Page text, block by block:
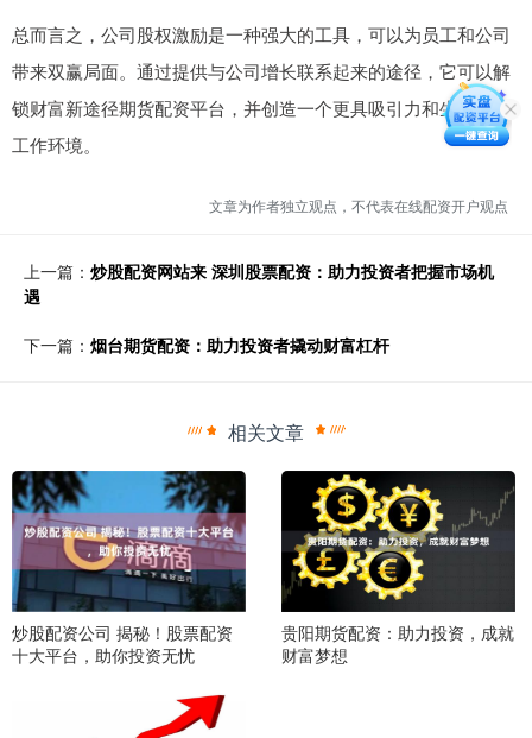
总而言之，公司股权激励是一种强大的工具，可以为员工和公司
带来双赢局面。通过提供与公司增长联系起来的途径，它可以解
锁财富新途径期货配资平台，并创造一个更具吸引力和生产力的
工作环境。
文章为作者独立观点，不代表在线配资开户观点
上一篇： 炒股配资网站来 深圳股票配资：助力投资者把握市场机
遇
下一篇： 烟台期货配资：助力投资者撬动财富杠杆
相关文章
炒股配资公司 揭秘！股票配资
十大平台，助你投资无忧
贵阳期货配资：助力投资，成就
财富梦想